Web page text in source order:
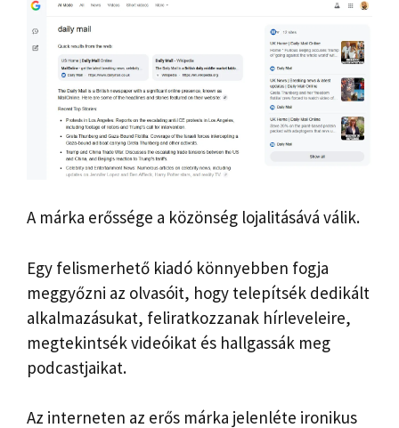
A márka erőssége a közönség lojalitásává válik.
Egy felismerhető kiadó könnyebben fogja
meggyőzni az olvasóit, hogy telepítsék dedikált
alkalmazásukat, feliratkozzanak hírleveleire,
megtekintsék videóikat és hallgassák meg
podcastjaikat.
Az interneten az erős márka jelenléte ironikus